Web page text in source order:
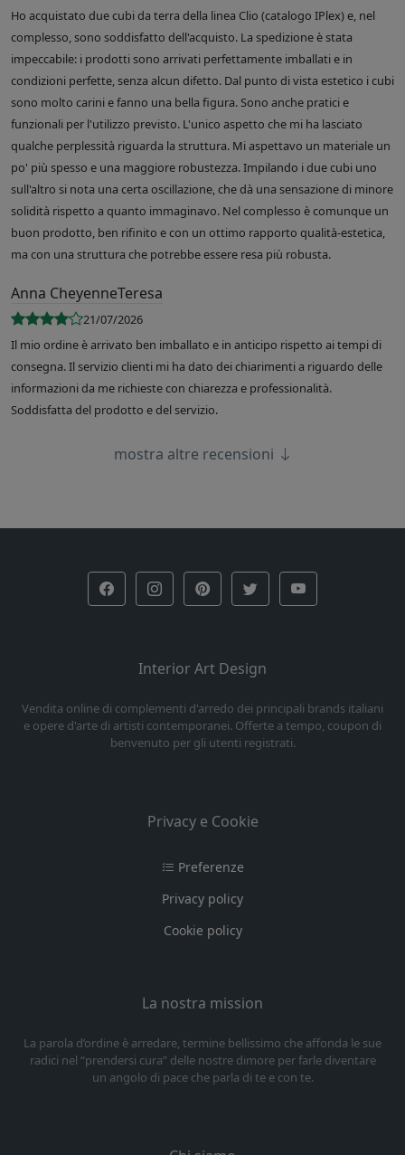
Ho acquistato due cubi da terra della linea Clio (catalogo IPlex) e, nel
complesso, sono soddisfatto dell'acquisto. La spedizione è stata
impeccabile: i prodotti sono arrivati perfettamente imballati e in
condizioni perfette, senza alcun difetto. Dal punto di vista estetico i cubi
sono molto carini e fanno una bella figura. Sono anche pratici e
funzionali per l'utilizzo previsto. L'unico aspetto che mi ha lasciato
qualche perplessità riguarda la struttura. Mi aspettavo un materiale un
po' più spesso e una maggiore robustezza. Impilando i due cubi uno
sull'altro si nota una certa oscillazione, che dà una sensazione di minore
solidità rispetto a quanto immaginavo. Nel complesso è comunque un
buon prodotto, ben rifinito e con un ottimo rapporto qualità-estetica,
ma con una struttura che potrebbe essere resa più robusta.
Anna CheyenneTeresa
21/07/2026
Il mio ordine è arrivato ben imballato e in anticipo rispetto ai tempi di
consegna. Il servizio clienti mi ha dato dei chiarimenti a riguardo delle
informazioni da me richieste con chiarezza e professionalità.
Soddisfatta del prodotto e del servizio.
mostra altre recensioni
Interior Art Design
Vendita online di complementi d'arredo dei principali brands italiani
e opere d'arte di artisti contemporanei. Offerte a tempo, coupon di
benvenuto per gli utenti registrati.
Privacy e Cookie
Preferenze
Privacy policy
Cookie policy
La nostra mission
La parola d’ordine è arredare, termine bellissimo che affonda le sue
radici nel “prendersi cura” delle nostre dimore per farle diventare
un angolo di pace che parla di te e con te.